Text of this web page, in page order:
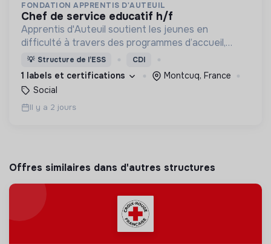
FONDATION APPRENTIS D'AUTEUIL
chef de service educatif h/f
Apprentis d'Auteuil soutient les jeunes en
difficulté à travers des programmes d’accueil,
d’éducation, de formation et d’insertion pour leur
permettre de devenir des hommes et des femmes
debout.
💡 Structure de l’ESS CDI
1 labels et certifications
Montcuq, France
Social
Il y a 2 jours
Offres similaires dans d'autres structures